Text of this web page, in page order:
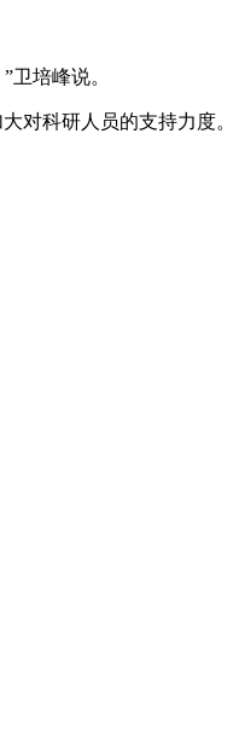
培峰说。
对科研人员的支持力度。